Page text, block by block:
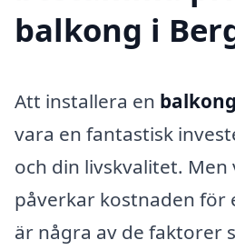
balkong i
Att installera en
vara en fantastisk
och din livskvalitet. Men
påverkar kostnaden för
är några av de faktorer